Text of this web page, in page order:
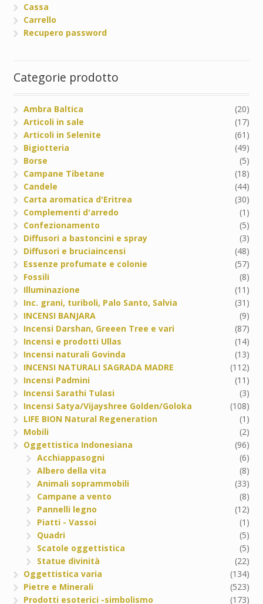
Cassa
Carrello
Recupero password
Categorie prodotto
Ambra Baltica
(20)
Articoli in sale
(17)
Articoli in Selenite
(61)
Bigiotteria
(49)
Borse
(5)
Campane Tibetane
(18)
Candele
(44)
Carta aromatica d'Eritrea
(30)
Complementi d'arredo
(1)
Confezionamento
(5)
Diffusori a bastoncini e spray
(3)
Diffusori e bruciaincensi
(48)
Essenze profumate e colonie
(57)
Fossili
(8)
Illuminazione
(11)
Inc. grani, turiboli, Palo Santo, Salvia
(31)
INCENSI BANJARA
(9)
Incensi Darshan, Greeen Tree e vari
(87)
Incensi e prodotti Ullas
(14)
Incensi naturali Govinda
(13)
INCENSI NATURALI SAGRADA MADRE
(112)
Incensi Padmini
(11)
Incensi Sarathi Tulasi
(3)
Incensi Satya/Vijayshree Golden/Goloka
(108)
LIFE BION Natural Regeneration
(1)
Mobili
(2)
Oggettistica Indonesiana
(96)
Acchiappasogni
(6)
Albero della vita
(8)
Animali soprammobili
(33)
Campane a vento
(8)
Pannelli legno
(12)
Piatti - Vassoi
(1)
Quadri
(5)
Scatole oggettistica
(5)
Statue divinità
(22)
Oggettistica varia
(134)
Pietre e Minerali
(523)
Prodotti esoterici -simbolismo
(173)